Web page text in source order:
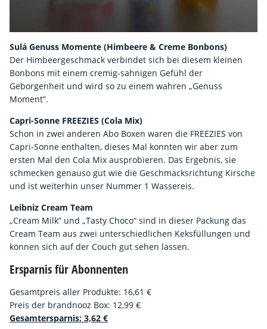
Sulá Genuss Momente (Himbeere & Creme Bonbons)
Der Himbeergeschmack verbindet sich bei diesem kleinen
Bonbons mit einem cremig-sahnigen Gefühl der
Geborgenheit und wird so zu einem wahren „Genuss
Moment“.
Capri-Sonne FREEZIES (Cola Mix)
Schon in zwei anderen Abo Boxen waren die FREEZIES von
Capri-Sonne enthalten, dieses Mal konnten wir aber zum
ersten Mal den Cola Mix ausprobieren. Das Ergebnis, sie
schmecken genauso gut wie die Geschmacksrichtung Kirsche
und ist weiterhin unser Nummer 1 Wassereis.
Leibniz Cream Team
„Cream Milk“ und „Tasty Choco“ sind in dieser Packung das
Cream Team aus zwei unterschiedlichen Keksfüllungen und
können sich auf der Couch gut sehen lassen.
Ersparnis für Abonnenten
Gesamtpreis aller Produkte: 16,61 €
Preis der brandnooz Box: 12,99 €
Gesamtersparnis: 3,62 €